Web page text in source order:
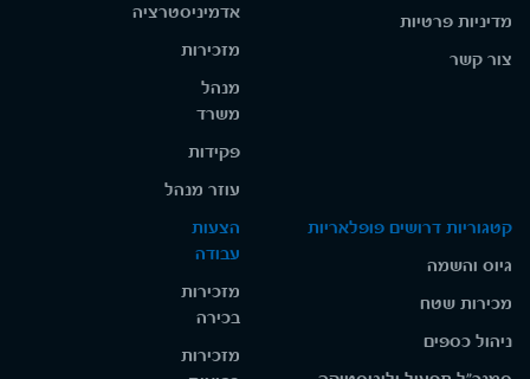
מדיניות פרטיות
צור קשר
אדמיניסטרציה
מזכירות
מנהל
משרד
פקידות
עוזר מנהל
קטגוריות דרושים פופלאריות
גיוס והשמה
מכירות שטח
ניהול כספים
הצעות
עבודה
מזכירות
בכירה
מזכירות